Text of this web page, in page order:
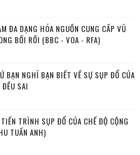
ĐA DẠNG HÓA NGUỒN CUNG CẤP VŨ
BỐI RỐI (BBC - VOA - RFA)
BẠN NGHĨ BẠN BIẾT VỀ SỰ SỤP ĐỔ CỦA
ĐỀU SAI
TRÌNH SỤP ĐỔ CỦA CHẾ ĐỘ CỘNG
TUẤN ANH)